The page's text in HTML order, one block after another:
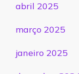
abril 2025
março 2025
janeiro 2025